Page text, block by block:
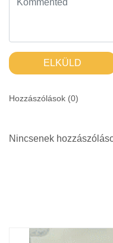
ELKÜLD
Hozzászólások (0)
Nincsenek